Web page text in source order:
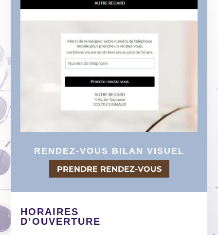
RENDEZ-VOUS BILAN VISUEL
PRENDRE RENDEZ-VOUS
HORAIRES
D’OUVERTURE